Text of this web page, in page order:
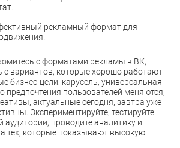
рекламный формат для
с форматами рекламы в ВК,
с вариантов, которые хорошо работают
бизнес-цели: карусель, универсальная
предпочтения пользователей меняются,
актуальные сегодня, завтра уже
Экспериментируйте, тестируйте
проводите аналитику и
тех, которые показывают высокую